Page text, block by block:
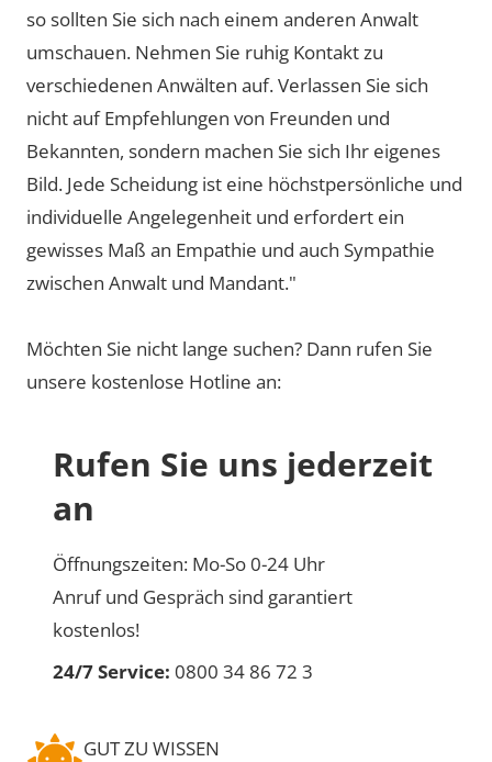
so sollten Sie sich nach einem anderen Anwalt
umschauen. Nehmen Sie ruhig Kontakt zu
verschiedenen Anwälten auf. Verlassen Sie sich
nicht auf Empfehlungen von Freunden und
Bekannten, sondern machen Sie sich Ihr eigenes
Bild. Jede Scheidung ist eine höchstpersönliche und
individuelle Angelegenheit und erfordert ein
gewisses Maß an Empathie und auch Sympathie
zwischen Anwalt und Mandant."
Möchten Sie nicht lange suchen? Dann rufen Sie
unsere kostenlose Hotline an:
Rufen Sie uns jederzeit
an
Öffnungszeiten: Mo-So 0-24 Uhr
Anruf und Gespräch sind garantiert
kostenlos!
24/7 Service: 0800 34 86 72 3
GUT ZU WISSEN